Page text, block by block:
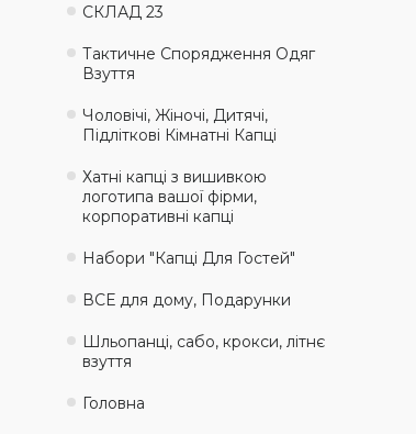
СКЛАД 23
Тактичне Спорядження Одяг
Взуття
Чоловічі, Жіночі, Дитячі,
Підліткові Кімнатні Капці
Хатні капці з вишивкою
логотипа вашої фірми,
корпоративні капці
Набори "Капці Для Гостей"
ВСЕ для дому, Подарунки
Шльопанці, сабо, крокси, літнє
взуття
Головна